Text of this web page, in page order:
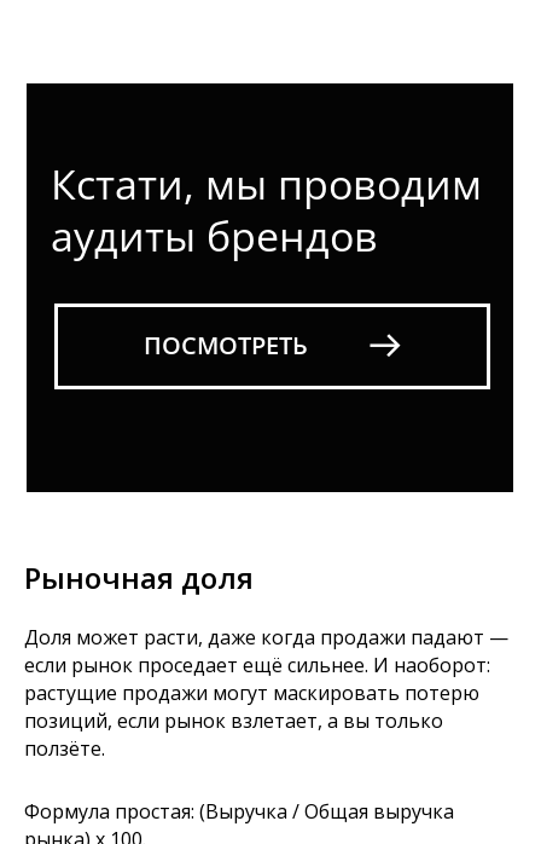
Рыночная доля
Доля может расти, даже когда продажи падают —
если рынок проседает ещё сильнее. И наоборот:
растущие продажи могут маскировать потерю
позиций, если рынок взлетает, а вы только
ползёте.
Формула простая: (Выручка / Общая выручка
рынка) x 100.